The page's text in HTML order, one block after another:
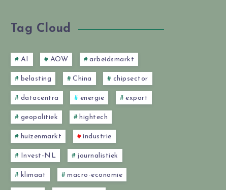
Tag Cloud
AI AOW arbeidsmarkt
belasting China chipsector
datacentra energie export
geopolitiek hightech
huizenmarkt industrie
Invest-NL journalistiek
klimaat macro-economie